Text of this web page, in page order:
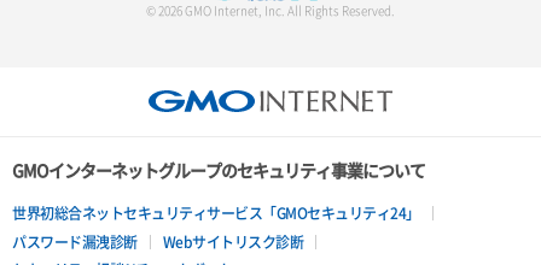
© 2026 GMO Internet, Inc. All Rights Reserved.
GMOインターネットグループのセキュリティ事業について
世界初総合ネットセキュリティサービス「GMOセキュリティ24」
パスワード漏洩診断
Webサイトリスク診断